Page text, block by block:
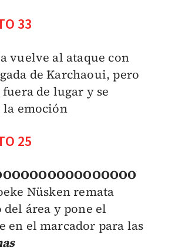
33
vuelve al ataque con
de Karchaoui, pero
fuera de lugar y se
la emoción
25
Nüsken remata
del área y pone el
en el marcador para las